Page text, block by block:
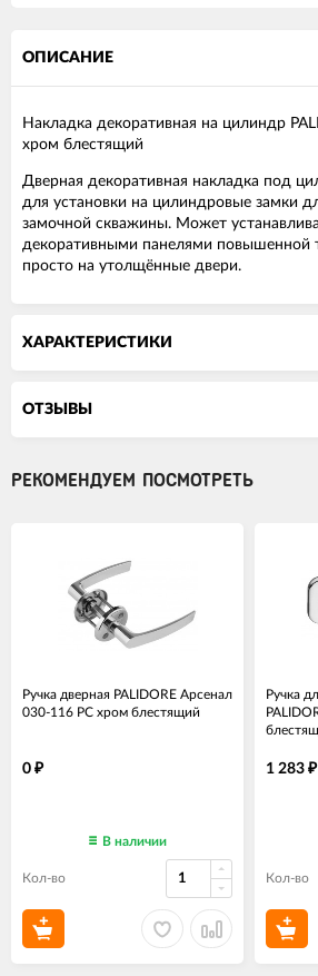
ОПИСАНИЕ
Накладка декоративная на цилиндр
хром блестящий
Дверная декоративная накладка под
для установки на цилиндровые замки
замочной скважины. Может
декоративными панелями повышенной
просто на утолщённые двери.
ХАРАКТЕРИСТИКИ
ОТЗЫВЫ
РЕКОМЕНДУЕМ ПОСМОТРЕТЬ
Ручка дверная PALIDORE Арсенал
030-116 PC хром блестящий
0 ₽
В наличии
Кол-во
Ручка
1 283 ₽
Кол-во